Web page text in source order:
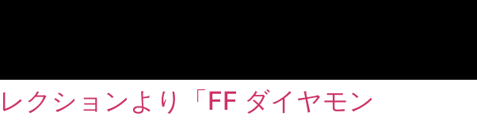
クションより「FF ダイヤモン